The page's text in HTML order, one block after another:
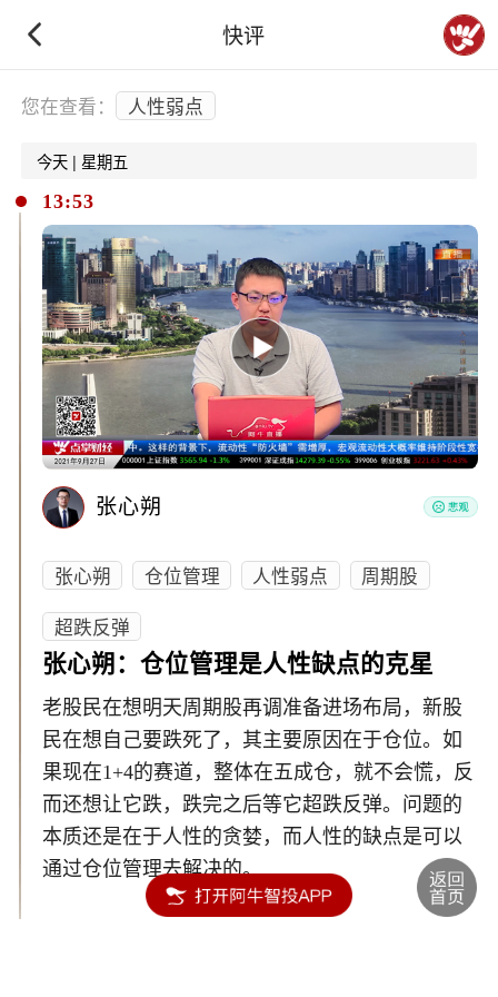
快评
下拉刷新
您在查看： 人性弱点
今天 | 星期五
13:53
张心朔
张心朔 仓位管理 人性弱点
周期股
超跌反弹
张心朔：仓位管理是人性缺点的克星
老股民在想明天周期股再调准备进场布局，新股
民在想自己要跌死了，其主要原因在于仓位。如
果现在1+4的赛道，整体在五成仓，就不会慌，反
而还想让它跌，跌完之后等它超跌反弹。问题的
本质还是在于人性的贪婪，而人性的缺点是可以
通过仓位管理去解决的。